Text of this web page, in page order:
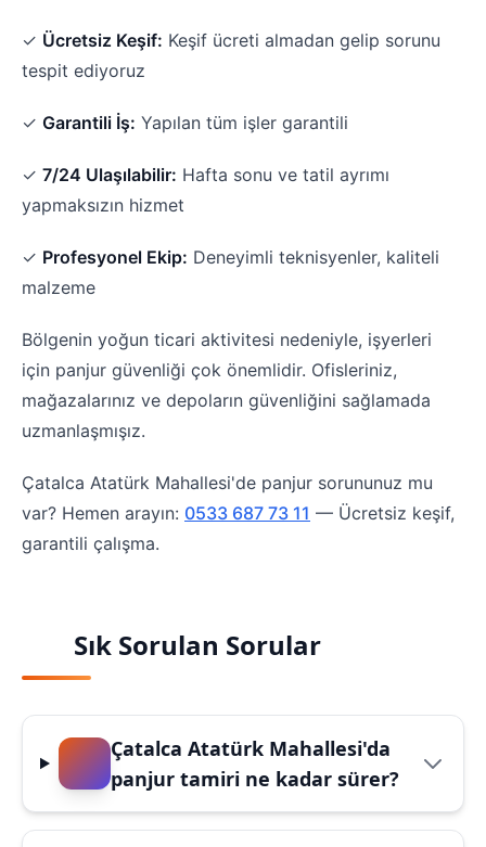
✓ Ücretsiz Keşif: Keşif ücreti almadan gelip sorunu
tespit ediyoruz
✓ Garantili İş: Yapılan tüm işler garantili
✓ 7/24 Ulaşılabilir: Hafta sonu ve tatil ayrımı
yapmaksızın hizmet
✓ Profesyonel Ekip: Deneyimli teknisyenler, kaliteli
malzeme
Bölgenin yoğun ticari aktivitesi nedeniyle, işyerleri
için panjur güvenliği çok önemlidir. Ofisleriniz,
mağazalarınız ve depoların güvenliğini sağlamada
uzmanlaşmışız.
Çatalca Atatürk Mahallesi'de panjur sorununuz mu
var? Hemen arayın: 0533 687 73 11 — Ücretsiz keşif,
garantili çalışma.
Sık Sorulan Sorular
Çatalca Atatürk Mahallesi'da
panjur tamiri ne kadar sürer?